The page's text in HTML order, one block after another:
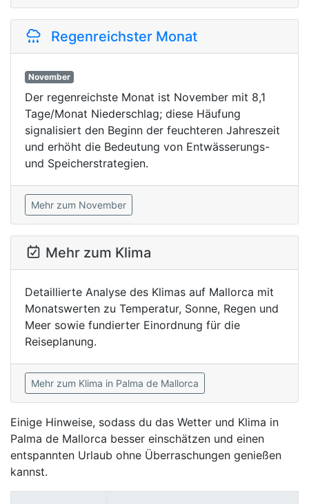
Regenreichster Monat
November
Der regenreichste Monat ist November mit 8,1
Tage/Monat Niederschlag; diese Häufung
signalisiert den Beginn der feuchteren Jahreszeit
und erhöht die Bedeutung von Entwässerungs-
und Speicherstrategien.
Mehr zum November
Mehr zum Klima
Detaillierte Analyse des Klimas auf Mallorca mit
Monatswerten zu Temperatur, Sonne, Regen und
Meer sowie fundierter Einordnung für die
Reiseplanung.
Mehr zum Klima in Palma de Mallorca
Einige Hinweise, sodass du das Wetter und Klima in
Palma de Mallorca besser einschätzen und einen
entspannten Urlaub ohne Überraschungen genießen
kannst.